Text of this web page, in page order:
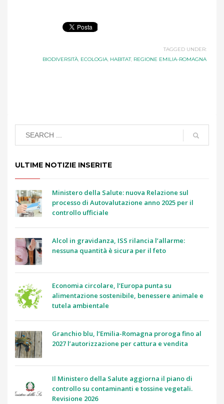
TAGGED UNDER:
BIODIVERSITÀ, ECOLOGIA, HABITAT, REGIONE EMILIA-ROMAGNA
ULTIME NOTIZIE INSERITE
Ministero della Salute: nuova Relazione sul
processo di Autovalutazione anno 2025 per il
controllo ufficiale
Alcol in gravidanza, ISS rilancia l’allarme:
nessuna quantità è sicura per il feto
Economia circolare, l’Europa punta su
alimentazione sostenibile, benessere animale e
tutela ambientale
Granchio blu, l’Emilia-Romagna proroga fino al
2027 l’autorizzazione per cattura e vendita
Il Ministero della Salute aggiorna il piano di
controllo su contaminanti e tossine vegetali.
Revisione 2026